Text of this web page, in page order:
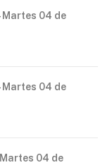
Martes 04 de
Martes 04 de
Martes 04 de